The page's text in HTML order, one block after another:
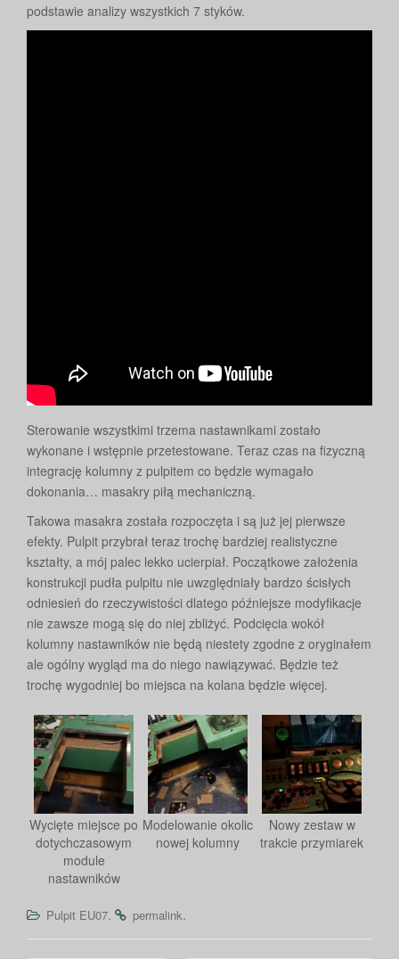
podstawie analizy wszystkich 7 styków.
Sterowanie wszystkimi trzema nastawnikami zostało
wykonane i wstępnie przetestowane. Teraz czas na fizyczną
integrację kolumny z pulpitem co będzie wymagało
dokonania… masakry piłą mechaniczną.
Takowa masakra została rozpoczęta i są już jej pierwsze
efekty. Pulpit przybrał teraz trochę bardziej realistyczne
kształty, a mój palec lekko ucierpiał. Początkowe założenia
konstrukcji pudła pulpitu nie uwzględniały bardzo ścisłych
odniesień do rzeczywistości dlatego późniejsze modyfikacje
nie zawsze mogą się do niej zbliżyć. Podcięcia wokół
kolumny nastawników nie będą niestety zgodne z oryginałem
ale ogólny wygląd ma do niego nawiązywać. Będzie też
trochę wygodniej bo miejsca na kolana będzie więcej.
Wycięte miejsce po
dotychczasowym
module
nastawników
Modelowanie okolic
nowej kolumny
Nowy zestaw w
trakcie przymiarek
Pulpit EU07. permalink.